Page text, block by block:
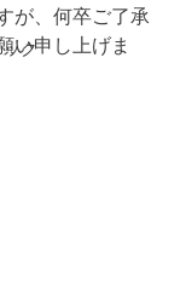
ック
が、何卒ご了承
い申し上げま